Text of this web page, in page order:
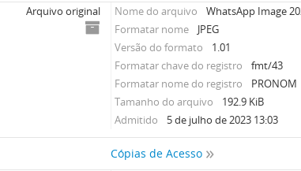
Arquivo original Nome do arquivo
WhatsApp Image
Formatar nome
JPEG
Versão do formato
1.01
Formatar chave do registro
fmt/43
Formatar nome do registro
PRONOM
Tamanho do arquivo
192.9 KiB
Admitido
5 de julho de 2023 13:03
Cópias de Acesso